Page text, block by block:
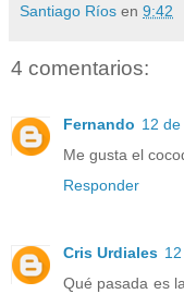
Santiago Ríos en 9:42
4 comentarios:
Fernando 12
Me gusta el
Responder
Cris Urdiales
Qué pasada es